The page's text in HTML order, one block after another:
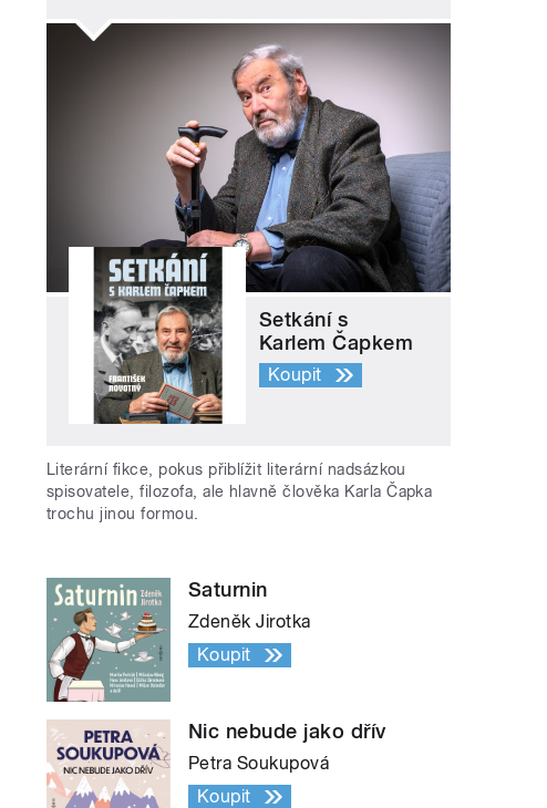
Setkání s
Karlem Čapkem
Koupit
Literární fikce, pokus přiblížit literární nadsázkou
spisovatele, filozofa, ale hlavně člověka Karla Čapka
trochu jinou formou.
Saturnin
Zdeněk Jirotka
Koupit
Nic nebude jako dřív
Petra Soukupová
Koupit